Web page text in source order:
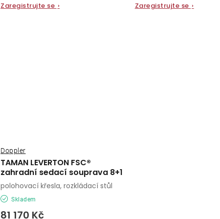
Zaregistrujte se ›
Zaregistrujte se ›
TAMAN LEVERTON FSC®
zahradní sedací souprava 8+1
Doppler
Skladem
81 170 Kč
polohovací křesla, rozkládací stůl